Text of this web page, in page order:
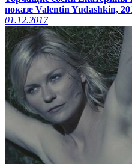
показе Valentin Yudashkin,
01.12.2017